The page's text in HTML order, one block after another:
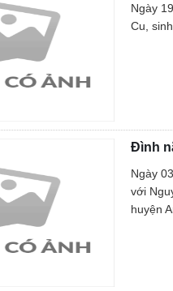
Hoạt động của CATP
Vì an ninh tổ quốc
Cải cách hành chính
Gương người người tốt việc tốt
Ngày
Cu,
Đình
Ngày
với
huyện